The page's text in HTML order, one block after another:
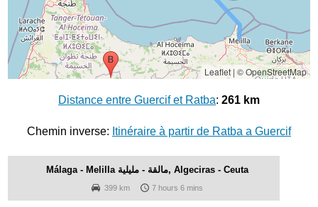
Leaflet| © OpenStreetMap
Distance entre Guercif et Ratba: 261 km
Chemin inverse: Itinéraire à partir de Ratba a Guercif
Málaga - Melilla مالقة - مليلية, Algeciras - Ceuta
399 km 7 hours 6 mins